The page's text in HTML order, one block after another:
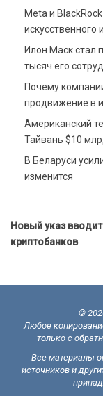
Meta и
искусственного
Илон Маск стал
тысяч его
Почему
продвижение в
Американский
Тайвань $10
В Беларуси
изменится
Новый указ
криптобанков
©
Любое
только с
Все материалы
источников и